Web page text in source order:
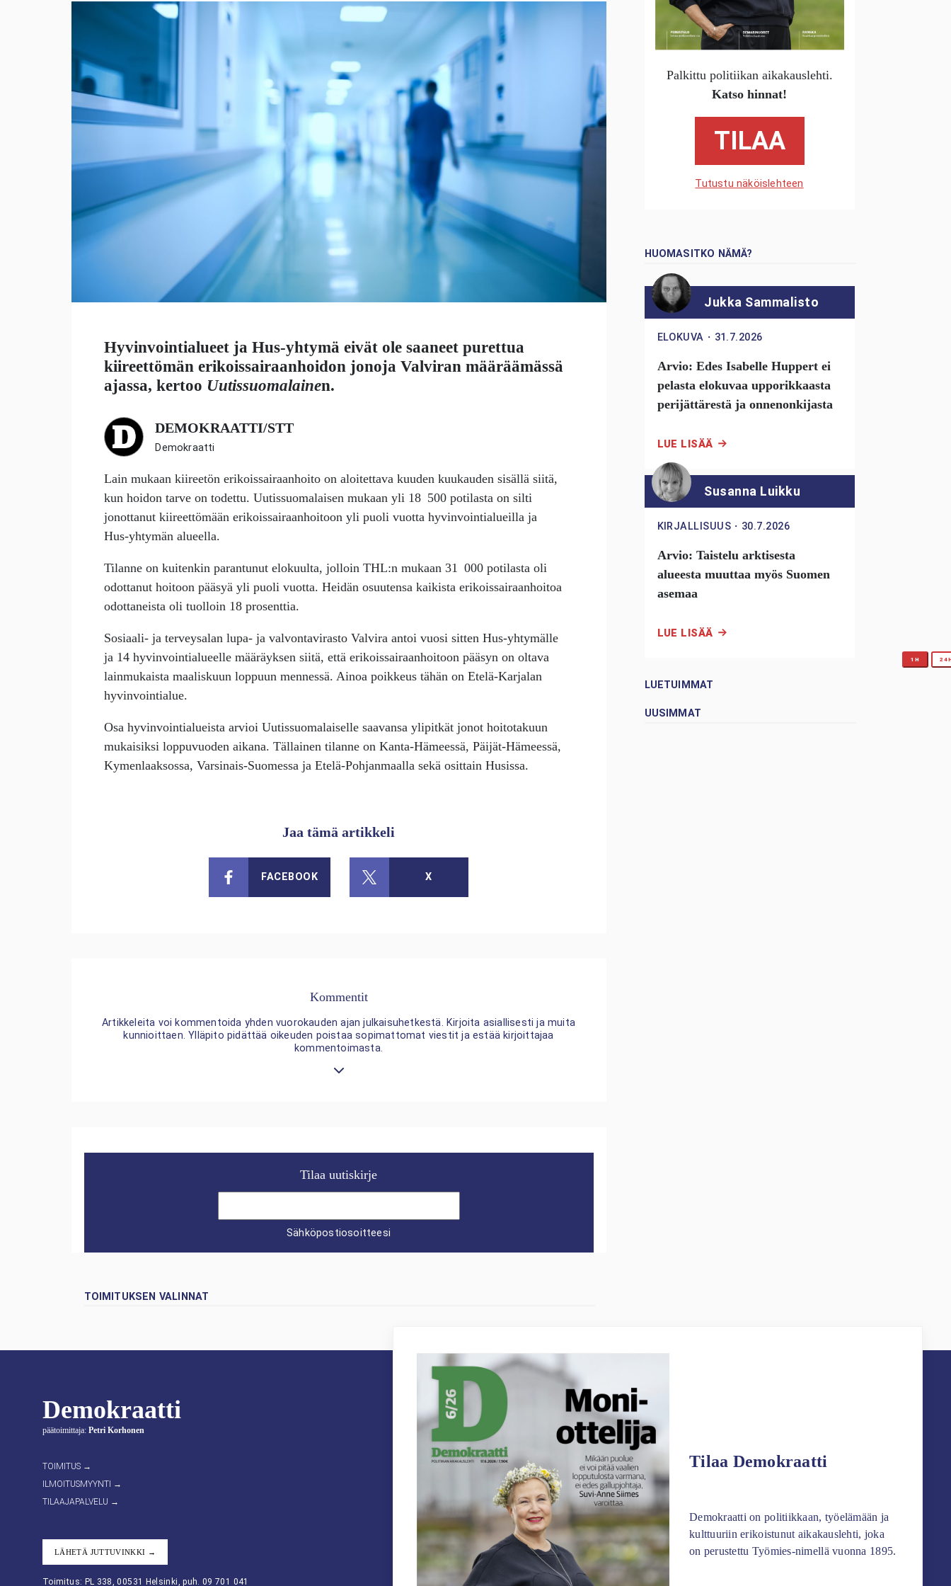
Hyvinvointialueet ja Hus-yhtymä eivät ole saaneet purettua
kiireettömän erikoissairaanhoidon jonoja Valviran määräämässä
ajassa, kertoo Uutissuomalainen.
DEMOKRAATTI/STT
Demokraatti
Lain mukaan kiireetön erikoissairaanhoito on aloitettava kuuden kuukauden sisällä siitä,
kun hoidon tarve on todettu. Uutissuomalaisen mukaan yli 18 500 potilasta on silti
jonottanut kiireettömään erikoissairaanhoitoon yli puoli vuotta hyvinvointialueilla ja
Hus-yhtymän alueella.
Tilanne on kuitenkin parantunut elokuulta, jolloin THL:n mukaan 31 000 potilasta oli
odottanut hoitoon pääsyä yli puoli vuotta. Heidän osuutensa kaikista erikoissairaanhoitoa
odottaneista oli tuolloin 18 prosenttia.
Sosiaali- ja terveysalan lupa- ja valvontavirasto Valvira antoi vuosi sitten Hus-yhtymälle
ja 14 hyvinvointialueelle määräyksen siitä, että erikoissairaanhoitoon pääsyn on oltava
lainmukaista maaliskuun loppuun mennessä. Ainoa poikkeus tähän on Etelä-Karjalan
hyvinvointialue.
Osa hyvinvointialueista arvioi Uutissuomalaiselle saavansa ylipitkät jonot hoitotakuun
mukaisiksi loppuvuoden aikana. Tällainen tilanne on Kanta-Hämeessä, Päijät-Hämeessä,
Kymenlaaksossa, Varsinais-Suomessa ja Etelä-Pohjanmaalla sekä osittain Husissa.
Jaa tämä artikkeli
FACEBOOK X
Kommentit
Artikkeleita voi kommentoida yhden vuorokauden ajan julkaisuhetkestä. Kirjoita asiallisesti ja muita
kunnioittaen. Ylläpito pidättää oikeuden poistaa sopimattomat viestit ja estää kirjoittajaa
kommentoimasta.
Tilaa uutiskirje
Sähköpostiosoitteesi
TOIMITUKSEN VALINNAT
Palkittu politiikan aikakauslehti.
Katso hinnat!
TILAA
Tutustu näköislehteen
HUOMASITKO NÄMÄ?
Jukka Sammalisto
ELOKUVA ・ 31.7.2026
Arvio: Edes Isabelle Huppert ei
pelasta elokuvaa upporikkaasta
perijättärestä ja onnenonkijasta
LUE LISÄÄ
Susanna Luikku
KIRJALLISUUS ・ 30.7.2026
Arvio: Taistelu arktisesta
alueesta muuttaa myös Suomen
asemaa
LUE LISÄÄ
LUETUIMMAT
1H
UUSIMMAT
Demokraatti
päätoimittaja: Petri Korhonen
TOIMITUS →
ILMOITUSMYYNTI →
TILAAJAPALVELU →
LÄHETÄ JUTTUVINKKI →
Toimitus: PL 338, 00531 Helsinki, puh. 09 701 041
Tilaa Demokraatti
Demokraatti on politiikkaan, työelämään ja
kulttuuriin erikoistunut aikakauslehti, joka
on perustettu Työmies-nimellä vuonna 1895.